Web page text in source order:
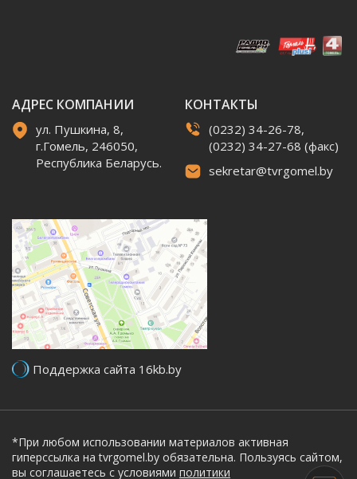
АДРЕС КОМПАНИИ
ул. Пушкина, 8,
г.Гомель, 246050,
Республика Беларусь.
КОНТАКТЫ
(0232) 34-26-78,
(0232) 34-27-68 (факс)
sekretar@tvrgomel.by
Поддержка сайта 16kb.by
*При любом использовании материалов активная
гиперссылка на tvrgomel.by обязательна. Пользуясь сайтом,
вы соглашаетесь с условиями политики